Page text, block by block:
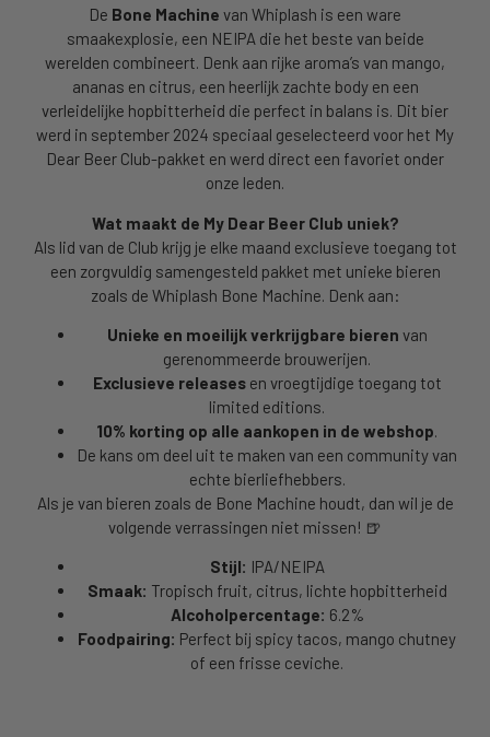
De Bone Machine van Whiplash is een ware
smaakexplosie, een NEIPA die het beste van beide
werelden combineert. Denk aan rijke aroma’s van mango,
ananas en citrus, een heerlijk zachte body en een
verleidelijke hopbitterheid die perfect in balans is. Dit bier
werd in september 2024 speciaal geselecteerd voor het My
Dear Beer Club-pakket en werd direct een favoriet onder
onze leden.
Wat maakt de My Dear Beer Club uniek?
Als lid van de Club krijg je elke maand exclusieve toegang tot
een zorgvuldig samengesteld pakket met unieke bieren
zoals de Whiplash Bone Machine. Denk aan:
Unieke en moeilijk verkrijgbare bieren van
gerenommeerde brouwerijen.
Exclusieve releasesen vroegtijdige toegang tot
limited editions.
10% korting op alle aankopen in de webshop.
De kans om deel uit te maken van een community van
echte bierliefhebbers.
Als je van bieren zoals de Bone Machine houdt, dan wil je de
volgende verrassingen niet missen! 🍺
Stijl: IPA/NEIPA
Smaak: Tropisch fruit, citrus, lichte hopbitterheid
Alcoholpercentage: 6.2%
Foodpairing: Perfect bij spicy tacos, mango chutney
of een frisse ceviche.